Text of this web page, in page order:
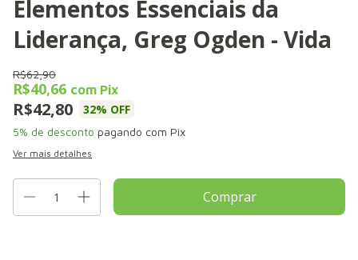
Elementos Essenciais da
Liderança, Greg Ogden - Vida
R$62,90
R$42,80 32% OFF
R$40,66 com Pix
5% de desconto pagando com Pix
Ver mais detalhes